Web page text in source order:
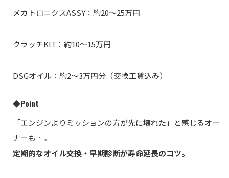
メカトロニクスASSY：約20〜25万円
クラッチKIT：約10〜15万円
DSGオイル：約2〜3万円分（交換工賃込み）
◆Point
「エンジンよりミッションの方が先に壊れた」と感じるオー
ナーも…。
定期的なオイル交換・早期診断が寿命延長のコツ。